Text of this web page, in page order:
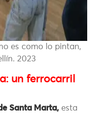
es como lo pintan,
2023
un ferrocarril
Santa Marta, esta